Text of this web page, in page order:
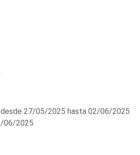
desde 27/05/2025 hasta 02/06/2025
06/2025